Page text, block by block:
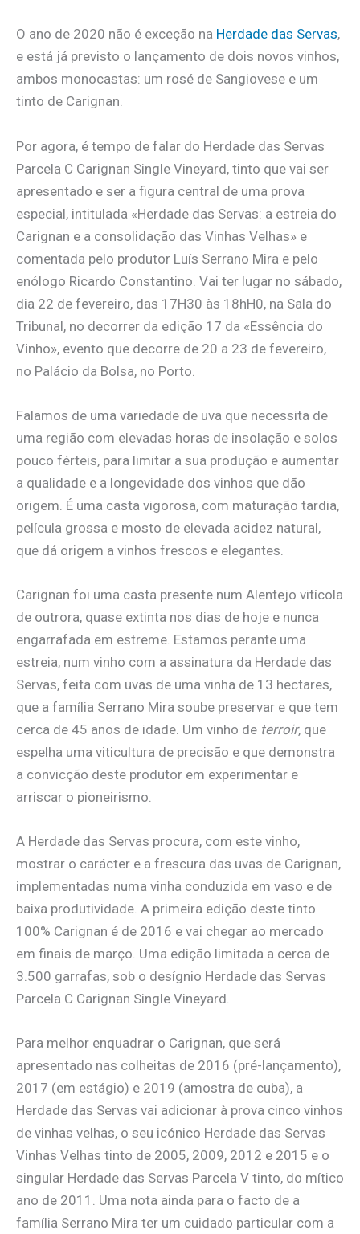
O ano de 2020 não é exceção na Herdade das Servas,
e está já previsto o lançamento de dois novos vinhos,
ambos monocastas: um rosé de Sangiovese e um
tinto de Carignan.
Por agora, é tempo de falar do Herdade das Servas
Parcela C Carignan Single Vineyard, tinto que vai ser
apresentado e ser a figura central de uma prova
especial, intitulada «Herdade das Servas: a estreia do
Carignan e a consolidação das Vinhas Velhas» e
comentada pelo produtor Luís Serrano Mira e pelo
enólogo Ricardo Constantino. Vai ter lugar no sábado,
dia 22 de fevereiro, das 17H30 às 18hH0, na Sala do
Tribunal, no decorrer da edição 17 da «Essência do
Vinho», evento que decorre de 20 a 23 de fevereiro,
no Palácio da Bolsa, no Porto.
Falamos de uma variedade de uva que necessita de
uma região com elevadas horas de insolação e solos
pouco férteis, para limitar a sua produção e aumentar
a qualidade e a longevidade dos vinhos que dão
origem. É uma casta vigorosa, com maturação tardia,
película grossa e mosto de elevada acidez natural,
que dá origem a vinhos frescos e elegantes.
Carignan foi uma casta presente num Alentejo vitícola
de outrora, quase extinta nos dias de hoje e nunca
engarrafada em estreme. Estamos perante uma
estreia, num vinho com a assinatura da Herdade das
Servas, feita com uvas de uma vinha de 13 hectares,
que a família Serrano Mira soube preservar e que tem
cerca de 45 anos de idade. Um vinho de terroir, que
espelha uma viticultura de precisão e que demonstra
a convicção deste produtor em experimentar e
arriscar o pioneirismo.
A Herdade das Servas procura, com este vinho,
mostrar o carácter e a frescura das uvas de Carignan,
implementadas numa vinha conduzida em vaso e de
baixa produtividade. A primeira edição deste tinto
100% Carignan é de 2016 e vai chegar ao mercado
em finais de março. Uma edição limitada a cerca de
3.500 garrafas, sob o desígnio Herdade das Servas
Parcela C Carignan Single Vineyard.
Para melhor enquadrar o Carignan, que será
apresentado nas colheitas de 2016 (pré-lançamento),
2017 (em estágio) e 2019 (amostra de cuba), a
Herdade das Servas vai adicionar à prova cinco vinhos
de vinhas velhas, o seu icónico Herdade das Servas
Vinhas Velhas tinto de 2005, 2009, 2012 e 2015 e o
singular Herdade das Servas Parcela V tinto, do mítico
ano de 2011. Uma nota ainda para o facto de a
família Serrano Mira ter um cuidado particular com a